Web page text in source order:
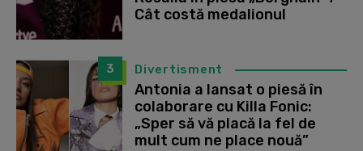
Cât costă medalionul
3 Divertisment
Antonia a lansat o piesă în
colaborare cu Killa Fonic:
„Sper să vă placă la fel de
mult cum ne place nouă”